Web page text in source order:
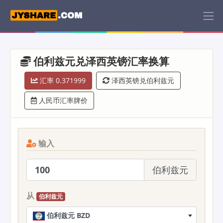
伯利兹元兑泽西英镑汇率换算
汇率 0.371999 泽西英镑兑伯利兹元
人民币汇率牌价
输入
伯利兹元
从 伯利兹元
伯利兹元 BZD